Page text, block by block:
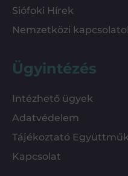
Siófoki Hírek
Nemzetközi
Ügyintézés
Intézhető ügyek
Adatvédelem
Tájékoztató
Kapcsolat